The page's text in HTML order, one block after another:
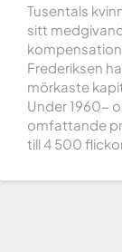
Tusentals
sitt
Frederiksen
mörkaste
Under 1960-
omfattande
till 4 500